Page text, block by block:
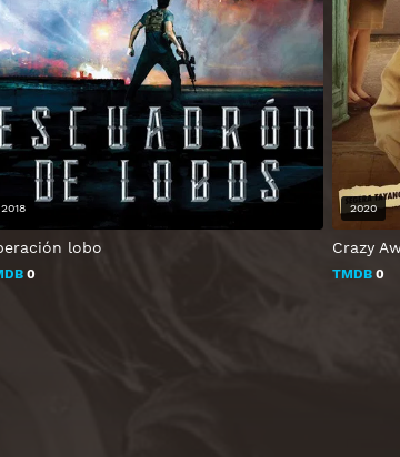
lobo
0
2018
Crazy
TMDB 0
2020